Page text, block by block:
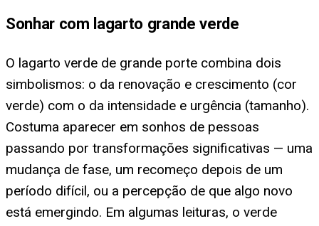
Sonhar com lagarto grande verde
O lagarto verde de grande porte combina dois
simbolismos: o da renovação e crescimento (cor
verde) com o da intensidade e urgência (tamanho).
Costuma aparecer em sonhos de pessoas
passando por transformações significativas — uma
mudança de fase, um recomeço depois de um
período difícil, ou a percepção de que algo novo
está emergindo. Em algumas leituras, o verde